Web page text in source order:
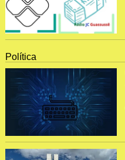
Política